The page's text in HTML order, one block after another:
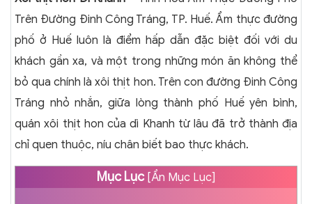
Trên Đường Đinh Công Tráng, TP. Huế. Ẩm thực đường
phố ở Huế luôn là điểm hấp dẫn đặc biệt đối với du
khách gần xa, và một trong những món ăn không thể
bỏ qua chính là xôi thịt hon. Trên con đường Đinh Công
Tráng nhỏ nhắn, giữa lòng thành phố Huế yên bình,
quán xôi thịt hon của dì Khanh từ lâu đã trở thành địa
chỉ quen thuộc, níu chân biết bao thực khách.
Mục Lục [Ẩn Mục Lục]